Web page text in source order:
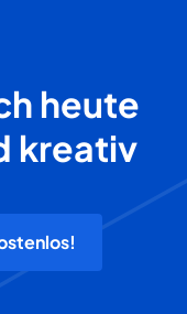
heute
kreativ